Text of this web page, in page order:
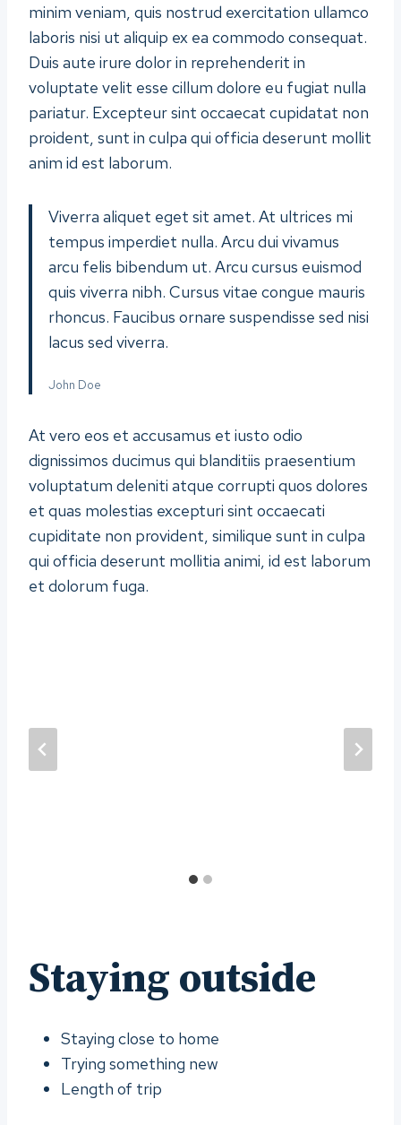
minim veniam, quis nostrud exercitation ullamco
laboris nisi ut aliquip ex ea commodo consequat.
Duis aute irure dolor in reprehenderit in
voluptate velit esse cillum dolore eu fugiat nulla
pariatur. Excepteur sint occaecat cupidatat non
proident, sunt in culpa qui officia deserunt mollit
anim id est laborum.
Viverra aliquet eget sit amet. At ultrices mi
tempus imperdiet nulla. Arcu dui vivamus
arcu felis bibendum ut. Arcu cursus euismod
quis viverra nibh. Cursus vitae congue mauris
rhoncus. Faucibus ornare suspendisse sed nisi
lacus sed viverra.
John Doe
At vero eos et accusamus et iusto odio
dignissimos ducimus qui blanditiis praesentium
voluptatum deleniti atque corrupti quos dolores
et quas molestias excepturi sint occaecati
cupiditate non provident, similique sunt in culpa
qui officia deserunt mollitia animi, id est laborum
et dolorum fuga.
Staying outside
Staying close to home
Trying something new
Length of trip